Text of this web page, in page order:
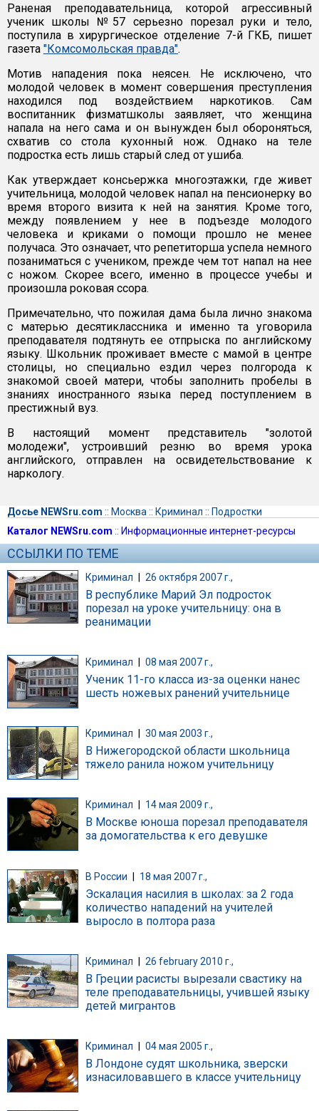
Раненая преподавательница, которой агрессивный
ученик школы №57 серьезно порезал руки и тело,
поступила в хирургическое отделение 7-й ГКБ, пишет
газета "Комсомольская правда".
Мотив нападения пока неясен. Не исключено, что
молодой человек в момент совершения преступления
находился под воздействием наркотиков. Сам
воспитанник физматшколы заявляет, что женщина
напала на него сама и он вынужден был обороняться,
схватив со стола кухонный нож. Однако на теле
подростка есть лишь старый след от ушиба.
Как утверждает консьержка многоэтажки, где живет
учительница, молодой человек напал на пенсионерку во
время второго визита к ней на занятия. Кроме того,
между появлением у нее в подъезде молодого
человека и криками о помощи прошло не менее
получаса. Это означает, что репетиторша успела немного
позаниматься с учеником, прежде чем тот напал на нее
с ножом. Скорее всего, именно в процессе учебы и
произошла роковая ссора.
Примечательно, что пожилая дама была лично знакома
с матерью десятиклассника и именно та уговорила
преподавателя подтянуть ее отпрыска по английскому
языку. Школьник проживает вместе с мамой в центре
столицы, но специально ездил через полгорода к
знакомой своей матери, чтобы заполнить пробелы в
знаниях иностранного языка перед поступлением в
престижный вуз.
В настоящий момент представитель "золотой
молодежи", устроивший резню во время урока
английского, отправлен на освидетельствование к
наркологу.
Досье NEWSru.com :: Москва :: Криминал :: Подростки
Каталог NEWSru.com :: Информационные интернет-ресурсы
ССЫЛКИ ПО ТЕМЕ
Криминал | 26 октября 2007 г.,
В республике Марий Эл подросток
порезал на уроке учительницу: она в
реанимации
Криминал 08 мая 2007 г.,
Ученик 11-го класса из-за оценки нанес
шесть ножевых ранений учительнице
Криминал 30 мая 2003 г.,
В Нижегородской области школьница
тяжело ранила ножом учительницу
Криминал 14 мая 2009 г.,
В Москве юноша порезал преподавателя
за домогательства к его девушке
В России | 18 мая 2007 г.,
Эскалация насилия в школах: за 2 года
количество нападений на учителей
выросло в полтора раза
Криминал 26 february 2010 г.,
В Греции расисты вырезали свастику на
теле преподавательницы, учившей языку
детей мигрантов
Криминал 04 мая 2005 г.,
В Лондоне судят школьника, зверски
изнасиловавшего в классе учительницу